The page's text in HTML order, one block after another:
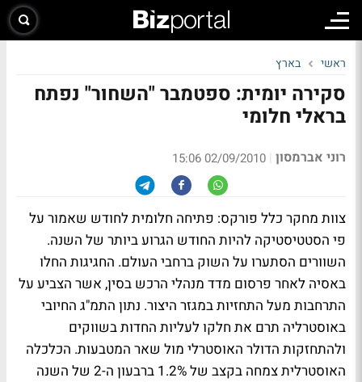
ראשי בארץ
סקירה יומית: ספטמבר "השחור" נפתח
בראלי חלומי
רוני אברמסון |
02/09/2010 15:06
צוות מחקר כלל פורקס: פתיחה חלומית לחודש שאמור על
פי הסטטיסטיקה להיות החודש הגרוע ביותר של השנה.
השוורים הסתערו על השוק ברחבי העולם. החגיגות החלו
באסיה לאחר פרסום מדד מנהלי הרכש בסין, אשר הצביע על
התרחבות מעל התחזיות במגזר היצור. נתון התמ"ג החיובי
באוסטרליה תרם את חלקו לעליות החדות בשווקים
ולהתחזקות הדולר האוסטרלי מול שאר המטבעות. הכלכלה
האוסטרלית צמחה בקצב של 1.2% ברבעון ה-2 של השנה